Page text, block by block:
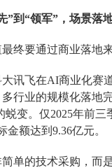
”到“领军”，场景落
终要通过商业落地来
大讯飞在AI商业化赛
行业的规模化落地
蜕变。仅2025年前三
金额达到9.36亿元。
单的技术采购，而